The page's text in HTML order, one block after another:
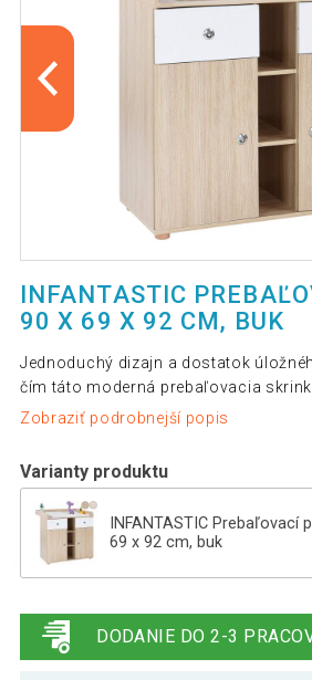
INFANTASTIC
90 X 69 X 92 CM, BUK
Jednoduchý dizajn a dostatok
čím táto moderná prebaľovacia
Zobraziť podrobnejší popis
Varianty produktu
INFANTASTIC Prebaľovací
69 x 92 cm, buk
prevedení dub, 92 cm
DODANIE DO 2-3